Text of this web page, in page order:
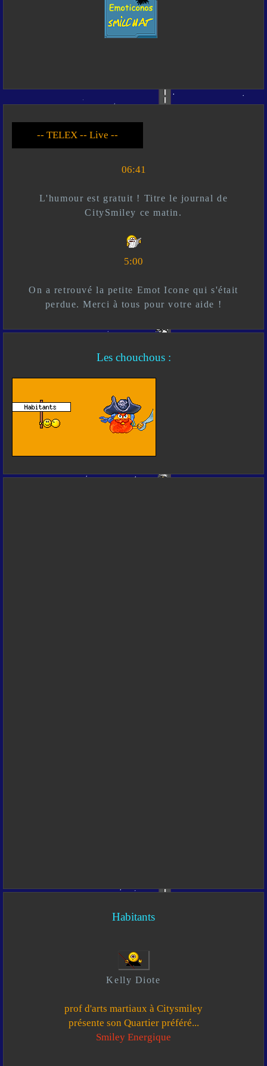
-- Live --- TELEX --
-- *)^^(* --
06:41
L'humour est gratuit ! Titre le journal de
CitySmiley ce matin.
5:00
On a retrouvé la petite Emot Icone qui s'était
perdue. Merci à tous pour votre aide !
Les chouchous :
Habitants
Kelly Diote
prof d'arts martiaux à Citysmiley
présente son Quartier préféré...
Smiley Energique